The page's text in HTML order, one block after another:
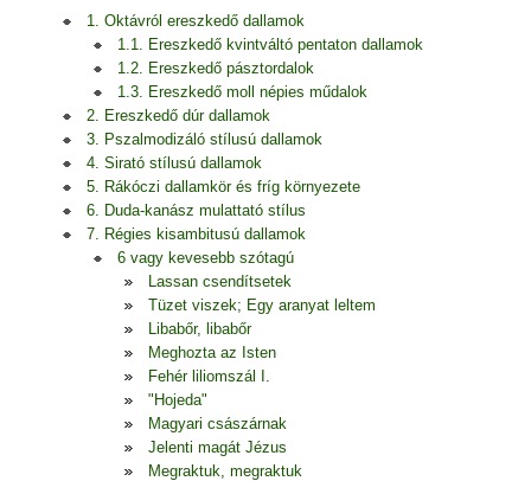
1. Oktávról ereszkedő dallamok
1.1. Ereszkedő kvintváltó pentaton dallamok
1.2. Ereszkedő pásztordalok
1.3. Ereszkedő moll népies műdalok
2. Ereszkedő dúr dallamok
3. Pszalmodizáló stílusú dallamok
4. Sirató stílusú dallamok
5. Rákóczi dallamkör és fríg környezete
6. Duda-kanász mulattató stílus
7. Régies kisambitusú dallamok
6 vagy kevesebb szótagú
Lassan csendítsetek
Tüzet viszek; Egy aranyat leltem
Libabőr, libabőr
Meghozta az Isten
Fehér liliomszál I.
"Hojeda"
Magyari császárnak
Jelenti magát Jézus
Megraktuk, megraktuk